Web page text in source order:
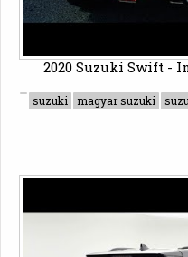
2020 Suzuki Swift -
suzuki magyar suzuki